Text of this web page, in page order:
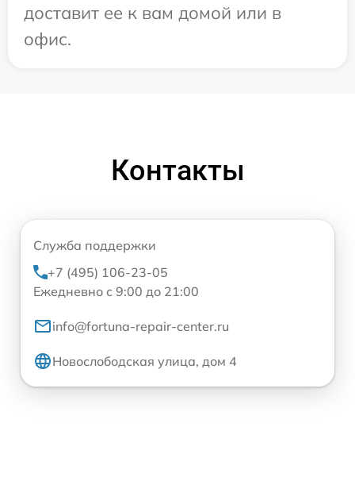
доставит ее к вам домой или в
офис.
Контакты
Служба поддержки
+7 (495) 106-23-05
Ежедневно с 9:00 до 21:00
info@fortuna-repair-center.ru
Новослободская улица, дом 4